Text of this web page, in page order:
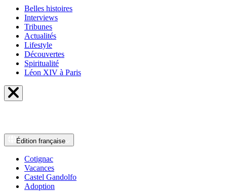
Belles histoires
Interviews
Tribunes
Actualités
Lifestyle
Découvertes
Spiritualité
Léon XIV à Paris
Édition française
Cotignac
Vacances
Castel Gandolfo
Adoption